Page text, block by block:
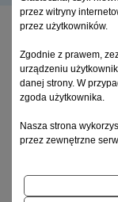
Ważność umów
osoby z
Archiwum
2007, tom
przez witryny
przez użytkowników.
Zgodnie z prawem,
urządzeniu
danej strony. W
zgoda użytkownika.
Nasza strona
przez zewnętrzne